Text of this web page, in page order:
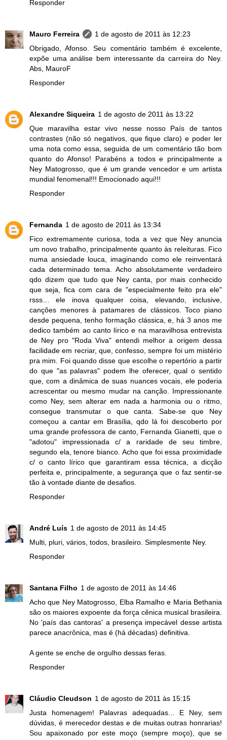
Responder
Mauro Ferreira
1 de agosto de 2011 às 12:23
Obrigado, Afonso. Seu comentário também é excelente,
expõe uma análise bem interessante da carreira do Ney.
Abs, MauroF
Responder
Alexandre Siqueira 1 de agosto de 2011 às 13:22
Que maravilha estar vivo nesse nosso País de tantos
contrastes (não só negativos, que fique claro) e poder ler
uma nota como essa, seguida de um comentário tão bom
quanto do Afonso! Parabéns a todos e principalmente a
Ney Matogrosso, que é um grande vencedor e um artista
mundial fenomenal!!! Emocionado aqui!!!
Responder
Fernanda 1 de agosto de 2011 às 13:34
Fico extremamente curiosa, toda a vez que Ney anuncia
um novo trabalho, principalmente quanto às releituras. Fico
numa ansiedade louca, imaginando como ele reinventará
cada determinado tema. Acho absolutamente verdadeiro
qdo dizem que tudo que Ney canta, por mais conhecido
que seja, fica com cara de "especialmente feito pra ele"
rsss… ele inova qualquer coisa, elevando, inclusive,
canções menores à patamares de clássicos. Toco piano
desde pequena, tenho formação clássica, e, há 3 anos me
dedico também ao canto lírico e na maravilhosa entrevista
de Ney pro "Roda Viva" entendi melhor a origem dessa
facilidade em recriar, que, confesso, sempre foi um mistério
pra mim. Foi quando disse que escolhe o repertório a partir
do que "as palavras" podem lhe oferecer, qual o sentido
que, com a dinâmica de suas nuances vocais, ele poderia
acrescentar ou mesmo mudar na canção. Impressionante
como Ney, sem alterar em nada a harmonia ou o ritmo,
consegue transmutar o que canta. Sabe-se que Ney
começou a cantar em Brasília, qdo lá foi descoberto por
uma grande professora de canto, Fernanda Gianetti, que o
"adotou" impressionada c/ a raridade de seu timbre,
segundo ela, tenore bianco. Acho que foi essa proximidade
c/ o canto lírico que garantiram essa técnica, a dicção
perfeita e, principalmente, a segurança que o faz sentir-se
tão à vontade diante de desafios.
Responder
André Luís 1 de agosto de 2011 às 14:45
Multi, pluri, vários, todos, brasileiro. Simplesmente Ney.
Responder
Santana Filho 1 de agosto de 2011 às 14:46
Acho que Ney Matogrosso, Elba Ramalho e Maria Bethania
são os maiores expoente da força cênica musical brasileira.
No 'país das cantoras' a presença impecável desse artista
parece anacrônica, mas é (há décadas) definitiva.
A gente se enche de orgulho dessas feras.
Responder
Cláudio Cleudson 1 de agosto de 2011 às 15:15
Justa homenagem! Palavras adequadas... E Ney, sem
dúvidas, é merecedor destas e de muitas outras honrarias!
Sou apaixonado por este moço (sempre moço), que se